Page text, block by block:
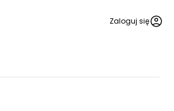
Zaloguj się